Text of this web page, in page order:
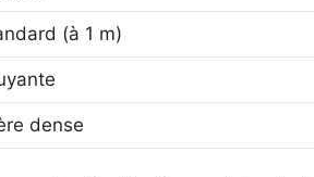
(à 1 m)
dense